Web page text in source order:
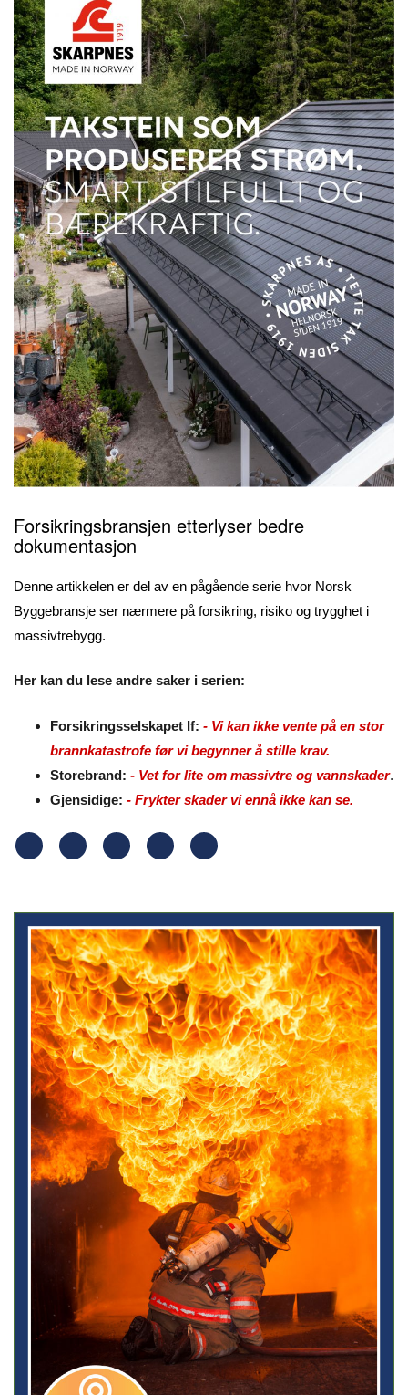
Forsikringsbransjen etterlyser bedre
dokumentasjon
Denne artikkelen er del av en pågående serie hvor Norsk
Byggebransje ser nærmere på forsikring, risiko og trygghet i
massivtrebygg.
Her kan du lese andre saker i serien:
Forsikringsselskapet If: - Vi kan ikke vente på en stor
brannkatastrofe før vi begynner å stille krav.
Storebrand: - Vet for lite om massivtre og vannskader.
Gjensidige: - Frykter skader vi ennå ikke kan se.